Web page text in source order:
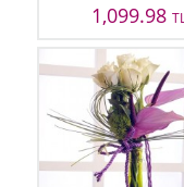
1,099.98TL